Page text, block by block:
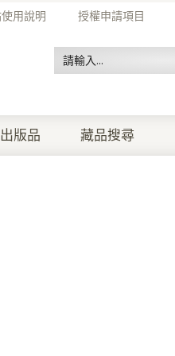
用說明 授權申請項目
版品 藏品搜尋